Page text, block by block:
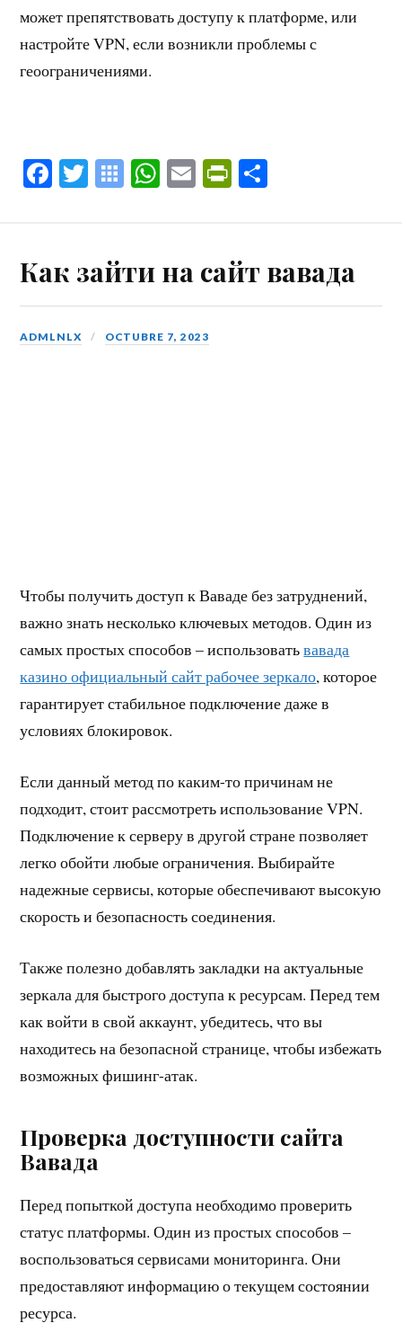
может препятствовать доступу к платформе, или
настройте VPN, если возникли проблемы с
геоограничениями.
Fa
ok
T
r
S
ba
lo
o
B
W
A
pp
E Pr
ri
en
dl
pa
rti
r
Как зайти на сайт вавада
ADMLNLX OCTUBRE 7, 2023
Чтобы получить доступ к Ваваде без затруднений,
важно знать несколько ключевых методов. Один из
самых простых способов – использоватьвавада
казино официальный сайт рабочее зеркало, которое
гарантирует стабильное подключение даже в
условиях блокировок.
Если данный метод по каким-то причинам не
подходит, стоит рассмотреть использование VPN.
Подключение к серверу в другой стране позволяет
легко обойти любые ограничения. Выбирайте
надежные сервисы, которые обеспечивают высокую
скорость и безопасность соединения.
Также полезно добавлять закладки на актуальные
зеркала для быстрого доступа к ресурсам. Перед тем
как войти в свой аккаунт, убедитесь, что вы
находитесь на безопасной странице, чтобы избежать
возможных фишинг-атак.
Проверка доступности сайта
Вавада
Перед попыткой доступа необходимо проверить
статус платформы. Один из простых способов –
воспользоваться сервисами мониторинга. Они
предоставляют информацию о текущем состоянии
ресурса.